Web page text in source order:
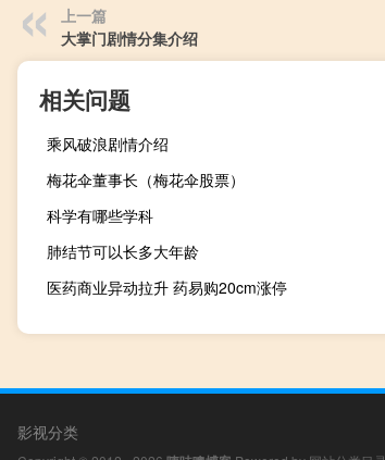
上一篇
大掌门剧情分集介绍
相关问题
乘风破浪剧情介绍
梅花伞董事长（梅花伞股票）
科学有哪些学科
肺结节可以长多大年龄
医药商业异动拉升 药易购20cm涨停
影视分类